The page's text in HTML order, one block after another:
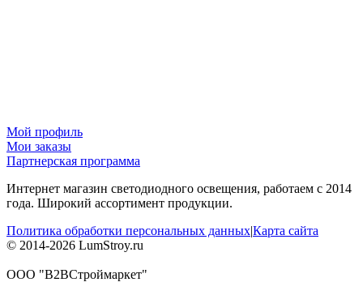
Мой профиль
Мои заказы
Партнерская программа
Интернет магазин светодиодного освещения, работаем с 2014
года. Широкий ассортимент продукции.
Политика обработки персональных данных|Карта сайта
© 2014-2026 LumStroy.ru
ООО "В2ВСтроймаркет"